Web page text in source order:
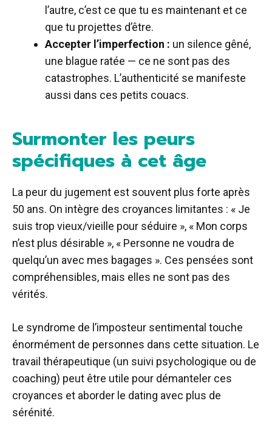
l’autre, c’est ce que tu es maintenant et ce
que tu projettes d’être.
Accepter l’imperfection : un silence gêné,
une blague ratée — ce ne sont pas des
catastrophes. L’authenticité se manifeste
aussi dans ces petits couacs.
Surmonter les peurs
spécifiques à cet âge
La peur du jugement est souvent plus forte après
50 ans. On intègre des croyances limitantes : « Je
suis trop vieux/vieille pour séduire », « Mon corps
n’est plus désirable », « Personne ne voudra de
quelqu’un avec mes bagages ». Ces pensées sont
compréhensibles, mais elles ne sont pas des
vérités.
Le syndrome de l’imposteur sentimental touche
énormément de personnes dans cette situation. Le
travail thérapeutique (un suivi psychologique ou de
coaching) peut être utile pour démanteler ces
croyances et aborder le dating avec plus de
sérénité.